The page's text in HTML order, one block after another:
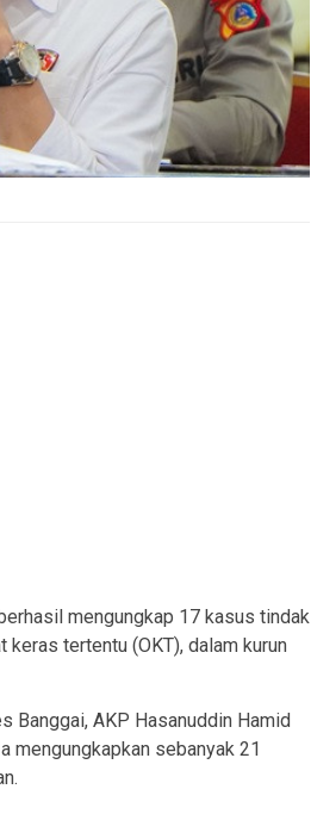
mengungkap 17 kasus tindak
tertentu (OKT), dalam kurun
Banggai, AKP Hasanuddin Hamid
mengungkapkan sebanyak 21